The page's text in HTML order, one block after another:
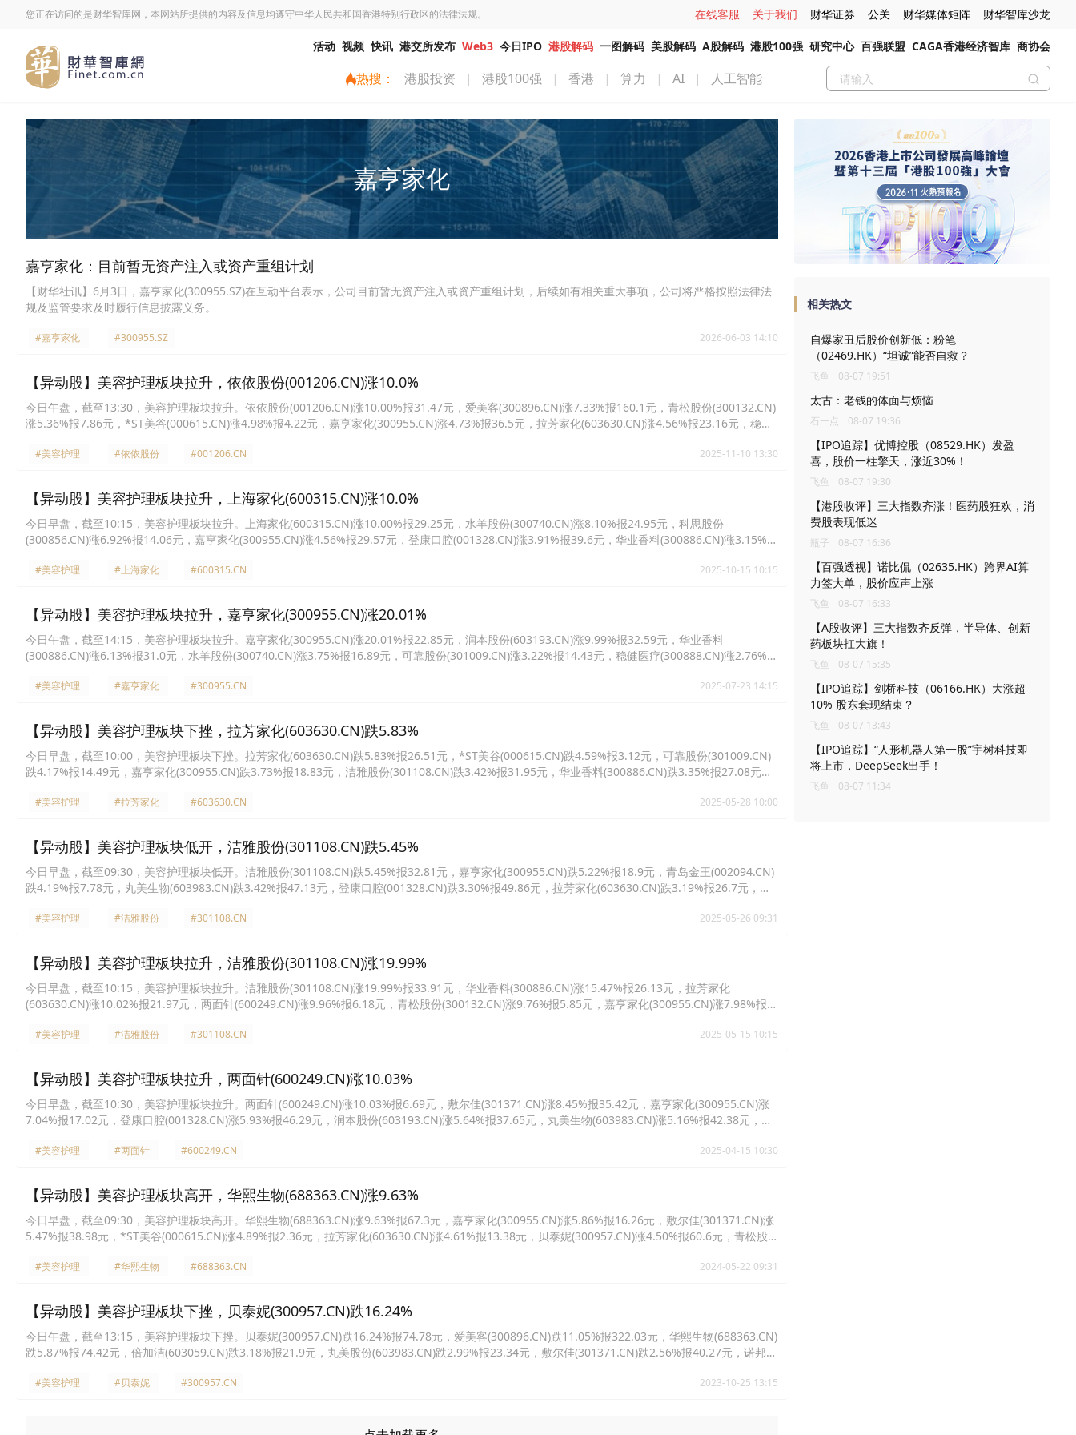
您正在访问的是财华智库网，本网站所提供的内容及信息均遵守中华人民共和国香港特别行政区的法律法规。 在线客服 关于我们 财华证券 公关 财华媒体矩阵 财华智库沙龙
活动 视频 快讯 港交所发布 Web3 今日IPO 港股解码 一图解码 美股解码 A股解码 港股100强 研究中心 百强联盟 CAGA香港经济智库 商协会
热搜： 港股投资 | 港股100强 | 香港 | 算力 | AI | 人工智能
嘉亨家化
嘉亨家化：目前暂无资产注入或资产重组计划
【财华社讯】6月3日，嘉亨家化(300955.SZ)在互动平台表示，公司目前暂无资产注入或资产重组计划，后续如有相关重大事项，公司将严格按照法律法
规及监管要求及时履行信息披露义务。
#嘉亨家化 #300955.SZ 2026-06-03 14:10
【异动股】美容护理板块拉升，依依股份(001206.CN)涨10.0%
今日午盘，截至13:30，美容护理板块拉升。依依股份(001206.CN)涨10.00%报31.47元，爱美客(300896.CN)涨7.33%报160.1元，青松股份(300132.CN)
涨5.36%报7.86元，*ST美谷(000615.CN)涨4.98%报4.22元，嘉亨家化(300955.CN)涨4.73%报36.5元，拉芳家化(603630.CN)涨4.56%报23.16元，稳健
#美容护理 #依依股份 #001206.CN 2025-11-10 13:30
【异动股】美容护理板块拉升，上海家化(600315.CN)涨10.0%
今日早盘，截至10:15，美容护理板块拉升。上海家化(600315.CN)涨10.00%报29.25元，水羊股份(300740.CN)涨8.10%报24.95元，科思股份
(300856.CN)涨6.92%报14.06元，嘉亨家化(300955.CN)涨4.56%报29.57元，登康口腔(001328.CN)涨3.91%报39.6元，华业香料(300886.CN)涨3.15%报
#美容护理 #上海家化 #600315.CN 2025-10-15 10:15
【异动股】美容护理板块拉升，嘉亨家化(300955.CN)涨20.01%
今日午盘，截至14:15，美容护理板块拉升。嘉亨家化(300955.CN)涨20.01%报22.85元，润本股份(603193.CN)涨9.99%报32.59元，华业香料
(300886.CN)涨6.13%报31.0元，水羊股份(300740.CN)涨3.75%报16.89元，可靠股份(301009.CN)涨3.22%报14.43元，稳健医疗(300888.CN)涨2.76%报
#美容护理 #嘉亨家化 #300955.CN 2025-07-23 14:15
【异动股】美容护理板块下挫，拉芳家化(603630.CN)跌5.83%
今日早盘，截至10:00，美容护理板块下挫。拉芳家化(603630.CN)跌5.83%报26.51元，*ST美谷(000615.CN)跌4.59%报3.12元，可靠股份(301009.CN)
跌4.17%报14.49元，嘉亨家化(300955.CN)跌3.73%报18.83元，洁雅股份(301108.CN)跌3.42%报31.95元，华业香料(300886.CN)跌3.35%报27.08元，
#美容护理 #拉芳家化 #603630.CN 2025-05-28 10:00
【异动股】美容护理板块低开，洁雅股份(301108.CN)跌5.45%
今日早盘，截至09:30，美容护理板块低开。洁雅股份(301108.CN)跌5.45%报32.81元，嘉亨家化(300955.CN)跌5.22%报18.9元，青岛金王(002094.CN)
跌4.19%报7.78元，丸美生物(603983.CN)跌3.42%报47.13元，登康口腔(001328.CN)跌3.30%报49.86元，拉芳家化(603630.CN)跌3.19%报26.7元，华
#美容护理 #洁雅股份 #301108.CN 2025-05-26 09:31
【异动股】美容护理板块拉升，洁雅股份(301108.CN)涨19.99%
今日早盘，截至10:15，美容护理板块拉升。洁雅股份(301108.CN)涨19.99%报33.91元，华业香料(300886.CN)涨15.47%报26.13元，拉芳家化
(603630.CN)涨10.02%报21.97元，两面针(600249.CN)涨9.96%报6.18元，青松股份(300132.CN)涨9.76%报5.85元，嘉亨家化(300955.CN)涨7.98%报
#美容护理 #洁雅股份 #301108.CN 2025-05-15 10:15
【异动股】美容护理板块拉升，两面针(600249.CN)涨10.03%
今日早盘，截至10:30，美容护理板块拉升。两面针(600249.CN)涨10.03%报6.69元，敷尔佳(301371.CN)涨8.45%报35.42元，嘉亨家化(300955.CN)涨
7.04%报17.02元，登康口腔(001328.CN)涨5.93%报46.29元，润本股份(603193.CN)涨5.64%报37.65元，丸美生物(603983.CN)涨5.16%报42.38元，稳
#美容护理 #两面针 #600249.CN 2025-04-15 10:30
【异动股】美容护理板块高开，华熙生物(688363.CN)涨9.63%
今日早盘，截至09:30，美容护理板块高开。华熙生物(688363.CN)涨9.63%报67.3元，嘉亨家化(300955.CN)涨5.86%报16.26元，敷尔佳(301371.CN)涨
5.47%报38.98元，*ST美谷(000615.CN)涨4.89%报2.36元，拉芳家化(603630.CN)涨4.61%报13.38元，贝泰妮(300957.CN)涨4.50%报60.6元，青松股
#美容护理 #华熙生物 #688363.CN 2024-05-22 09:31
【异动股】美容护理板块下挫，贝泰妮(300957.CN)跌16.24%
今日午盘，截至13:15，美容护理板块下挫。贝泰妮(300957.CN)跌16.24%报74.78元，爱美客(300896.CN)跌11.05%报322.03元，华熙生物(688363.CN)
跌5.87%报74.42元，倍加洁(603059.CN)跌3.18%报21.9元，丸美股份(603983.CN)跌2.99%报23.34元，敷尔佳(301371.CN)跌2.56%报40.27元，诺邦股
#美容护理 #贝泰妮 #300957.CN 2023-10-25 13:15
相关热文
自爆家丑后股价创新低：粉笔
（02469.HK）“坦诚”能否自救？
飞鱼 08-07 19:51
太古：老钱的体面与烦恼
石一点 08-07 19:36
【IPO追踪】优博控股（08529.HK）发盈
喜，股价一柱擎天，涨近30%！
飞鱼 08-07 19:30
【港股收评】三大指数齐涨！医药股狂欢，消
费股表现低迷
瓶子 08-07 16:36
【百强透视】诺比侃（02635.HK）跨界AI算
力签大单，股价应声上涨
飞鱼 08-07 16:33
【A股收评】三大指数齐反弹，半导体、创新
药板块扛大旗！
飞鱼 08-07 15:35
【IPO追踪】剑桥科技（06166.HK）大涨超
10% 股东套现结束？
飞鱼 08-07 13:43
【IPO追踪】“人形机器人第一股”宇树科技即
将上市，DeepSeek出手！
飞鱼 08-07 11:34